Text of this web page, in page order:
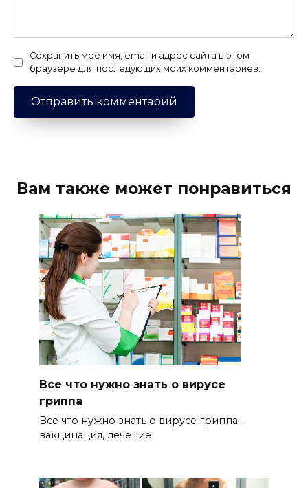
Сохранить моё имя, email и адрес сайта в этом
браузере для последующих моих комментариев.
Вам также может понравиться
Все что нужно знать о вирусе
гриппа
Все что нужно знать о вирусе гриппа -
вакцинация, лечение